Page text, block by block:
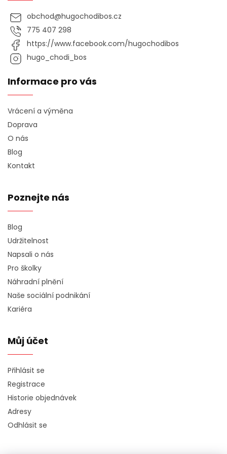
obchod@hugochodibos.cz
775 407 298
https://www.facebook.com/hugochodibos
hugo_chodi_bos
Informace pro vás
Vrácení a výměna
Doprava
O nás
Blog
Kontakt
Poznejte nás
Blog
Udržitelnost
Napsali o nás
Pro školky
Náhradní plnění
Naše sociální podnikání
Kariéra
Můj účet
Přihlásit se
Registrace
Historie objednávek
Adresy
Odhlásit se